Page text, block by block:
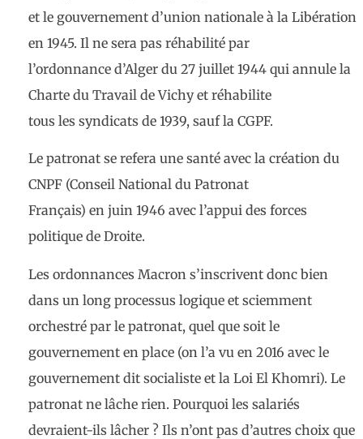
et le gouvernement d’union nationale à la Libération
en 1945. Il ne sera pas réhabilité par
l’ordonnance d’Alger du 27 juillet 1944 qui annule la
Charte du Travail de Vichy et réhabilite
tous les syndicats de 1939, sauf la CGPF.
Le patronat se refera une santé avec la création du
CNPF (Conseil National du Patronat
Français) en juin 1946 avec l’appui des forces
politique de Droite.
Les ordonnances Macron s’inscrivent donc bien
dans un long processus logique et sciemment
orchestré par le patronat, quel que soit le
gouvernement en place (on l’a vu en 2016 avec le
gouvernement dit socialiste et la Loi El Khomri). Le
patronat ne lâche rien. Pourquoi les salariés
devraient-ils lâcher ? Ils n’ont pas d’autres choix que